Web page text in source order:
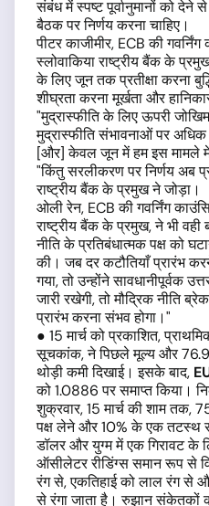
संबंध में स्पष्ट पूर्वानुमानों को देने
बैठक पर निर्णय करना चाहिए।
पीटर काजीमीर, ECB की
स्लोवाकिया राष्ट्रीय बैंक के
के लिए जून तक प्रतीक्षा करना
शीघ्रता करना मूर्खता और
"मुद्रास्फीति के लिए ऊपरी
मुद्रास्फीति संभावनाओं पर
[और] केवल जून में हम इस मामले में
"किंतु सरलीकरण पर निर्णय अब
राष्ट्रीय बैंक के प्रमुख ने जोड़ा।
ओली रेन, ECB की गवर्निंग
राष्ट्रीय बैंक के प्रमुख, ने भी वही
नीति के प्रतिबंधात्मक पक्ष को
की। जब दर कटौतियाँ प्रारंभ
गया, तो उन्होंने सावधानीपूर्वक
जारी रखेगी, तो मौद्रिक नीति
प्रारंभ करना संभव होगा।"
● 15 मार्च को प्रकाशित,
सूचकांक, ने पिछले मूल्य और
थोड़ी कमी दिखाई। इसके बाद,
को 1.0886 पर समाप्त किया।
शुक्रवार, 15 मार्च की शाम तक,
पक्ष लेने और 10% के एक तटस्थ
डॉलर और युग्म में एक गिरावट के
ऑसीलेटर रीडिंग्स समान रूप से
रंग से, एकतिहाई को लाल रंग से
से रंगा जाता है। रुझान संकेतकों